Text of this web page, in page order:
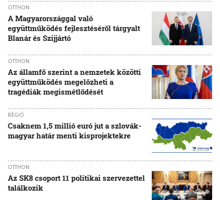
OTTHON
A Magyarországgal való
együttműködés fejlesztéséről tárgyalt
Blanár és Szijjártó
OTTHON
Az államfő szerint a nemzetek közötti
együttműködés megelőzheti a
tragédiák megismétlődését
RÉGIÓ
Csaknem 1,5 millió euró jut a szlovák-
magyar határ menti kisprojektekre
OTTHON
Az SK8 csoport 11 politikai szervezettel
találkozik